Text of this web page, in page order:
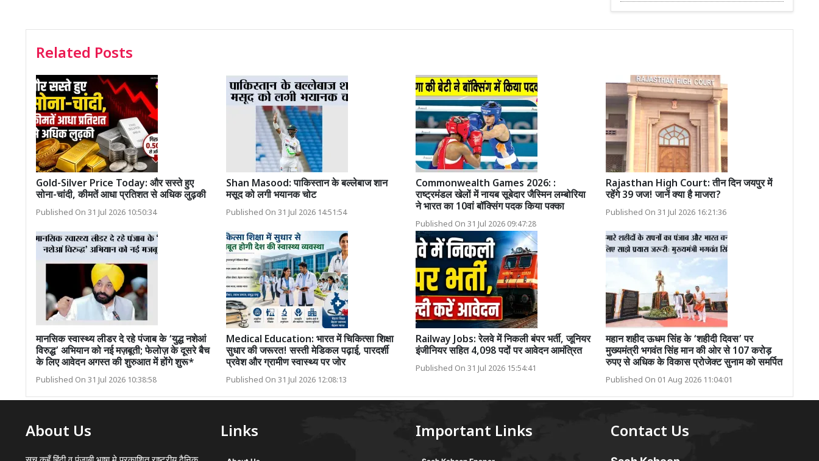
Related Posts
Gold-Silver Price Today: और सस्ते हुए
सोना-चांदी, कीमतें आधा प्रतिशत से अधिक लुढ़की
Published On 31 Jul 2026 10:50:34
Shan Masood: पाकिस्तान के बल्लेबाज शान
मसूद को लगी भयानक चोट
Published On 31 Jul 2026 14:51:54
Commonwealth Games 2026: :
राष्ट्रमंडल खेलों में नायब सूबेदार जैस्मिन लम्बोरिया
ने भारत का 10वां बॉक्सिंग पदक किया पक्का
Published On 31 Jul 2026 09:47:28
Rajasthan High Court: तीन दिन जयपुर में
रहेंगे 39 जज! जानें क्या है माजरा?
Published On 31 Jul 2026 16:21:36
मानसिक स्वास्थ्य लीडर दे रहे पंजाब के ‘युद्ध नशेआं
विरुद्ध’ अभियान को नई मज़बूती; फेलोज़ के दूसरे बैच
के लिए आवेदन अगस्त की शुरुआत में होंगे शुरू*
Published On 31 Jul 2026 10:38:58
Medical Education: भारत में चिकित्सा शिक्षा
सुधार की जरूरत! सस्ती मेडिकल पढ़ाई, पारदर्शी
प्रवेश और ग्रामीण स्वास्थ्य पर जोर
Published On 31 Jul 2026 12:08:13
Railway Jobs: रेलवे में निकली बंपर भर्ती, जूनियर
इंजीनियर सहित 4,098 पदों पर आवेदन आमंत्रित
Published On 31 Jul 2026 15:54:41
महान शहीद ऊधम सिंह के ‘शहीदी दिवस’ पर
मुख्यमंत्री भगवंत सिंह मान की ओर से 107 करोड़
रुपए से अधिक के विकास प्रोजेक्ट सुनाम को समर्पित
Published On 01 Aug 2026 11:04:01
About Us Links Important Links Contact Us